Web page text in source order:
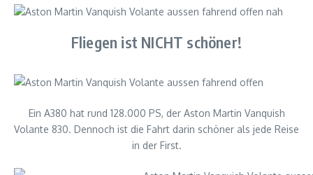
Fliegen ist NICHT schöner!
Ein A380 hat rund 128.000 PS, der Aston Martin Vanquish
Volante 830. Dennoch ist die Fahrt darin schöner als jede Reise
in der First.